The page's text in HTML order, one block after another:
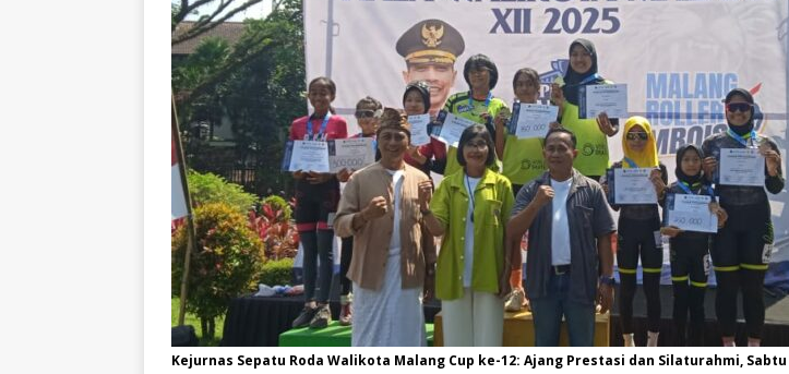
Kejurnas Sepatu Roda Walikota Malang Cup ke-12: Ajang Prestasi dan Silaturahmi, Sabtu